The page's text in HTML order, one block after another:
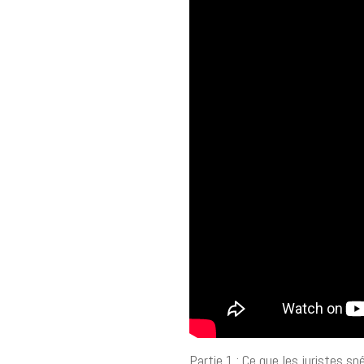
Partie 1 : Ce que les juristes